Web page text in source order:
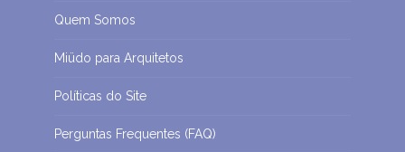
Quem Somos
Miüdo para Arquitetos
Políticas do Site
Perguntas Frequentes (FAQ)